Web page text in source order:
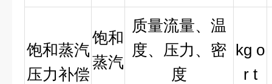
饱和蒸汽
压力补偿
饱和
蒸汽
质量流量、温
度、压力、密
度
kg o
r t